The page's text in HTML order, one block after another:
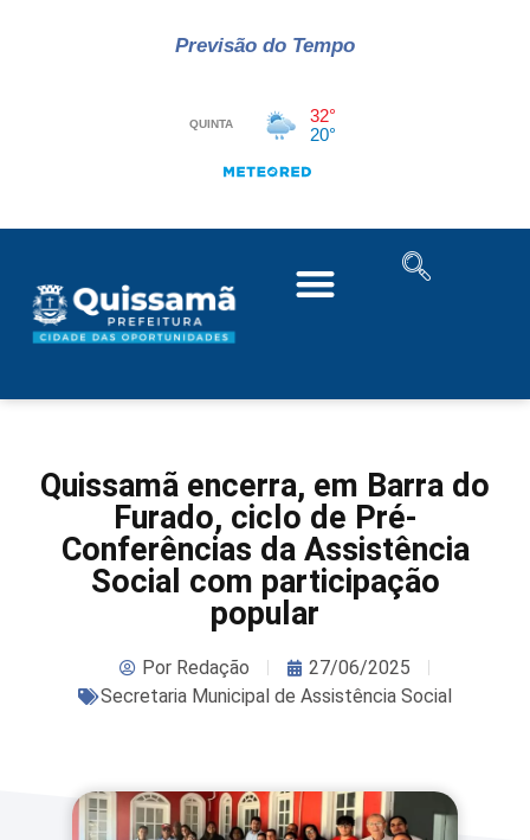
Previsão do Tempo
Quissamã encerra, em Barra do
Furado, ciclo de Pré-
Conferências da Assistência
Social com participação
popular
PorRedação
27/06/2025
Secretaria Municipal de Assistência Social